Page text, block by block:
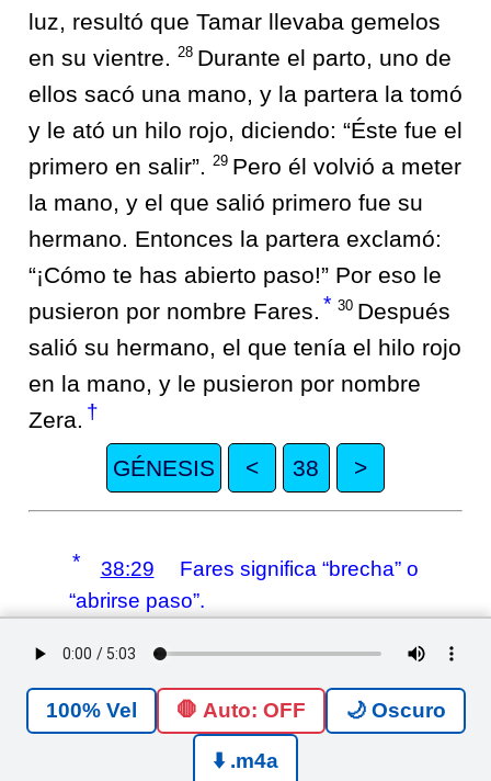
luz, resultó que Tamar llevaba gemelos
en su vientre. 28 Durante el parto, uno de
ellos sacó una mano, y la partera la tomó
y le ató un hilo rojo, diciendo: “Éste fue el
primero en salir”. 29 Pero él volvió a meter
la mano, y el que salió primero fue su
hermano. Entonces la partera exclamó:
“¡Cómo te has abierto paso!” Por eso le
pusieron por nombre Fares. * 30 Después
salió su hermano, el que tenía el hilo rojo
en la mano, y le pusieron por nombre
Zera. †
GÉNESIS < 38 >
* 38:29
Fares significa “brecha” o
“abrirse paso”.
†
“amanecer”, “brillo” o “escarlata”.
🛑 Auto: OFF 🌙 Oscuro
⬇️ .m4a